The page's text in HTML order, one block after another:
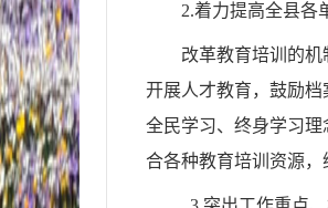
2.着力提高全县各
改革教育培训的
开展人才教育，鼓励
全民学习、终身学习
合各种教育培训资源，